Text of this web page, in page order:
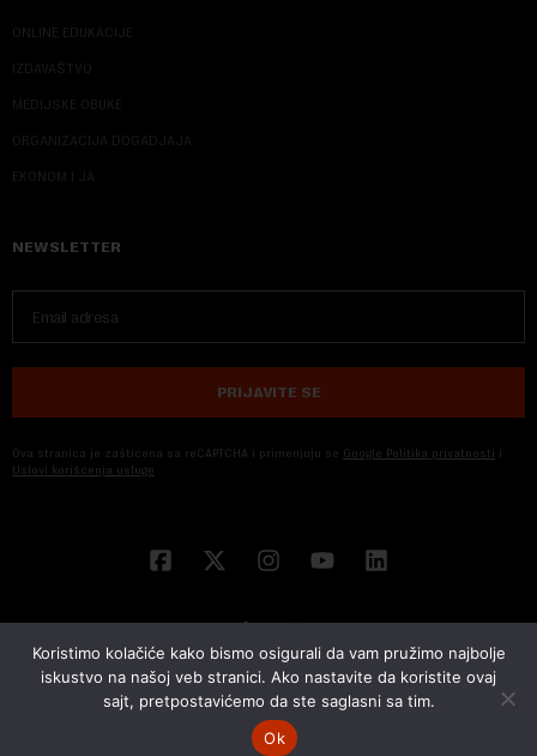
ONLINE EDUKACIJE
IZDAVAŠTVO
MEDIJSKE OBUKE
ORGANIZACIJA DOGADJAJA
EKONOM I JA
NEWSLETTER
PRIJAVITE SE
Ova stranica je zaštićena sa reCAPTCHA i primenjuju se Google Politika privatnosti i
Uslovi korišćenja usluge
© 2026 NOVA EKONOMIJA | SVA PRAVA ZADŽANA | DEVELOPED BY
Koristimo kolačiće kako bismo osigurali da vam pružimo najbolje
iskustvo na našoj veb stranici. Ako nastavite da koristite ovaj
sajt, pretpostavićemo da ste saglasni sa tim.
Ok